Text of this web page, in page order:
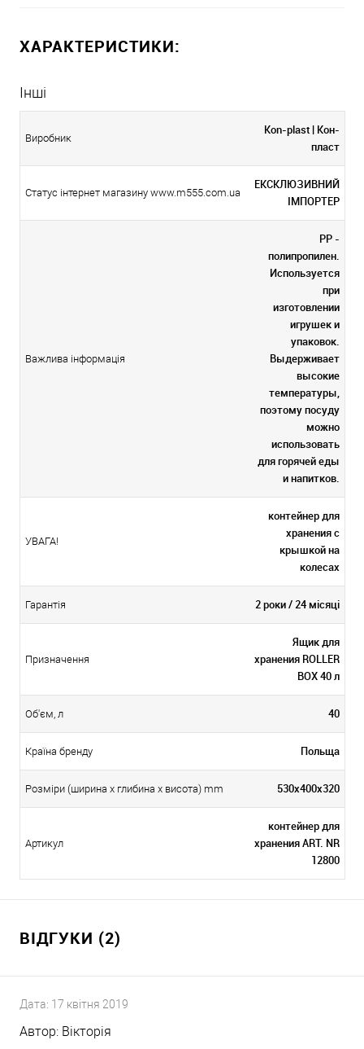
ХАРАКТЕРИСТИКИ:
Інші
Виробник
Kon-plast | Кон-
пласт
Статус інтернет магазину www.m555.com.ua
ЕКСКЛЮЗИВНИЙ
ІМПОРТЕР
Важлива інформація
PP -
полипропилен.
Используется
при
изготовлении
игрушек и
упаковок.
Выдерживает
высокие
температуры,
поэтому посуду
можно
использовать
для горячей еды
и напитков.
УВАГА!
контейнер для
хранения с
крышкой на
колесах
Гарантія 2 роки / 24 місяці
Призначення
Ящик для
хранения ROLLER
BOX 40 л
Об'єм, л 40
Країна бренду Польща
Розміри (ширина х глибина х висота) mm 530х400х320
Артикул
контейнер для
хранения ART. NR
12800
ВІДГУКИ (2)
Дата: 17 квітня 2019
Автор: Вікторія